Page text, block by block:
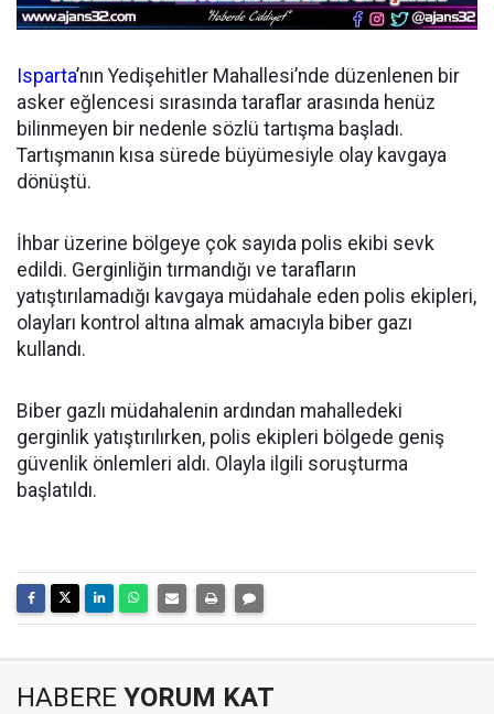
Isparta’nın Yedişehitler Mahallesi’nde düzenlenen bir
asker eğlencesi sırasında taraflar arasında henüz
bilinmeyen bir nedenle sözlü tartışma başladı.
Tartışmanın kısa sürede büyümesiyle olay kavgaya
dönüştü.
İhbar üzerine bölgeye çok sayıda polis ekibi sevk
edildi. Gerginliğin tırmandığı ve tarafların
yatıştırılamadığı kavgaya müdahale eden polis ekipleri,
olayları kontrol altına almak amacıyla biber gazı
kullandı.
Biber gazlı müdahalenin ardından mahalledeki
gerginlik yatıştırılırken, polis ekipleri bölgede geniş
güvenlik önlemleri aldı. Olayla ilgili soruşturma
başlatıldı.
HABERE YORUM KAT